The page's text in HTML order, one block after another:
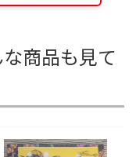
商品も見て